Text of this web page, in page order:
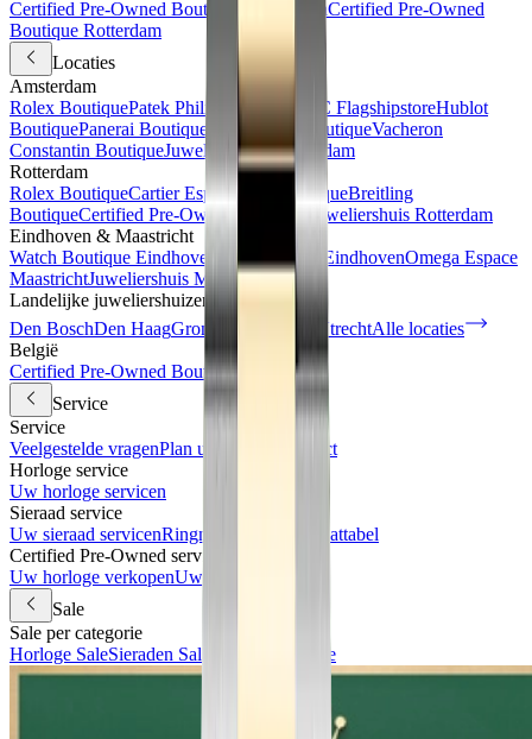
Certified Pre-Owned Boutique AntwerpenCertified Pre-Owned
Boutique Rotterdam
Locaties
Amsterdam
Rolex BoutiquePatek Philippe Espace IWC FlagshipstoreHublot
BoutiquePanerai Boutique TAG Heuer BoutiqueVacheron
Constantin BoutiqueJuweliershuis Amsterdam
Rotterdam
Rolex BoutiqueCartier Espace IWC BoutiqueBreitling
BoutiqueCertified Pre-Owned BoutiqueJuweliershuis Rotterdam
Eindhoven & Maastricht
Watch Boutique Eindhoven
Juweliershuis EindhovenOmega Espace
MaastrichtJuweliershuis Maastricht
Landelijke juweliershuizen
Den BoschDen HaagGroningen UtrechtAlle locaties
België
Certified Pre-Owned Boutique
Service
Service
Veelgestelde vragenPlan uw bezoek
Contact
Horloge service
Uw horloge servicen
Sieraad service
Uw sieraad servicenRingmaat meten & maattabel
Certified Pre-Owned services
Uw horloge verkopenUw horloge inruilen
Sale
Sale per categorie
Horloge SaleSieraden Sale Accessoires Sale